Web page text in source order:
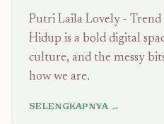
Putri Laila Lovely - Trend
Hidup is a bold digital
culture, and the messy
how we are.
SELENGKAPNYA →